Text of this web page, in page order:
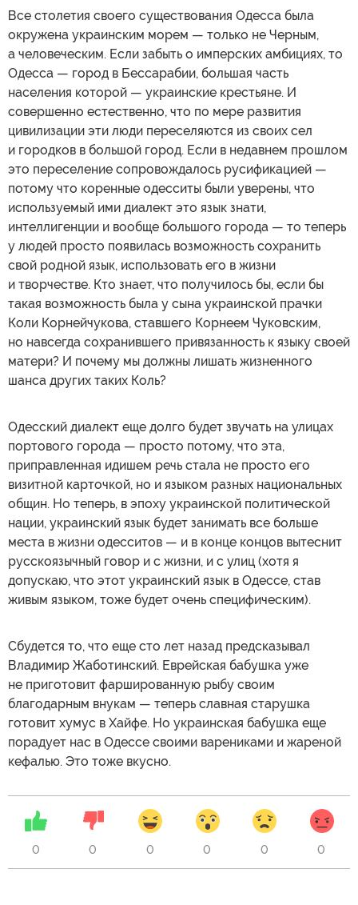
Все столетия своего существования Одесса была
окружена украинским морем — только не Черным,
а человеческим. Если забыть о имперских амбициях, то
Одесса — город в Бессарабии, большая часть
населения которой — украинские крестьяне. И
совершенно естественно, что по мере развития
цивилизации эти люди переселяются из своих сел
и городков в большой город. Если в недавнем прошлом
это переселение сопровождалось русификацией —
потому что коренные одесситы были уверены, что
используемый ими диалект это язык знати,
интеллигенции и вообще большого города — то теперь
у людей просто появилась возможность сохранить
свой родной язык, использовать его в жизни
и творчестве. Кто знает, что получилось бы, если бы
такая возможность была у сына украинской прачки
Коли Корнейчукова, ставшего Корнеем Чуковским,
но навсегда сохранившего привязанность к языку своей
матери? И почему мы должны лишать жизненного
шанса других таких Коль?
Одесский диалект еще долго будет звучать на улицах
портового города — просто потому, что эта,
приправленная идишем речь стала не просто его
визитной карточкой, но и языком разных национальных
общин. Но теперь, в эпоху украинской политической
нации, украинский язык будет занимать все больше
места в жизни одесситов — и в конце концов вытеснит
русскоязычный говор и с жизни, и с улиц (хотя я
допускаю, что этот украинский язык в Одессе, став
живым языком, тоже будет очень специфическим).
Сбудется то, что еще сто лет назад предсказывал
Владимир Жаботинский. Еврейская бабушка уже
не приготовит фаршированную рыбу своим
благодарным внукам — теперь славная старушка
готовит хумус в Хайфе. Но украинская бабушка еще
порадует нас в Одессе своими варениками и жареной
кефалью. Это тоже вкусно.
0 0 0 0 0 0